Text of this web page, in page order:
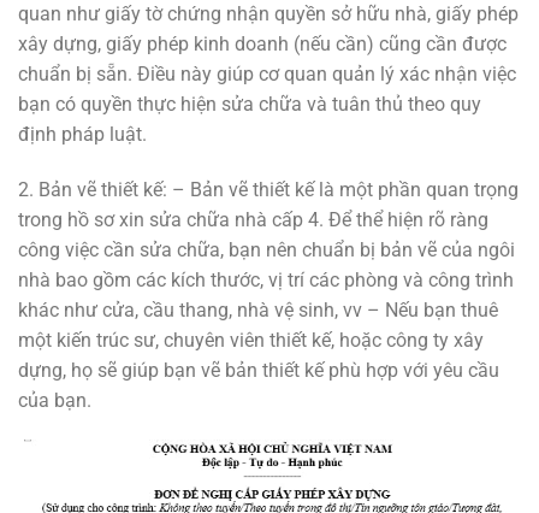
quan như giấy tờ chứng nhận quyền sở hữu nhà, giấy phép
xây dựng, giấy phép kinh doanh (nếu cần) cũng cần được
chuẩn bị sẵn. Điều này giúp cơ quan quản lý xác nhận việc
bạn có quyền thực hiện sửa chữa và tuân thủ theo quy
định pháp luật.
2. Bản vẽ thiết kế: – Bản vẽ thiết kế là một phần quan trọng
trong hồ sơ xin sửa chữa nhà cấp 4. Để thể hiện rõ ràng
công việc cần sửa chữa, bạn nên chuẩn bị bản vẽ của ngôi
nhà bao gồm các kích thước, vị trí các phòng và công trình
khác như cửa, cầu thang, nhà vệ sinh, vv – Nếu bạn thuê
một kiến trúc sư, chuyên viên thiết kế, hoặc công ty xây
dựng, họ sẽ giúp bạn vẽ bản thiết kế phù hợp với yêu cầu
của bạn.